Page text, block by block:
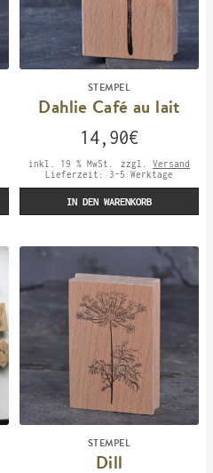
STEMPEL
Dahlie Café au lait
14,90€
inkl. 19 % MwSt. zzgl.Versand
Lieferzeit: 3-5 Werktage
IN DEN WARENKORB
STEMPEL
Dill